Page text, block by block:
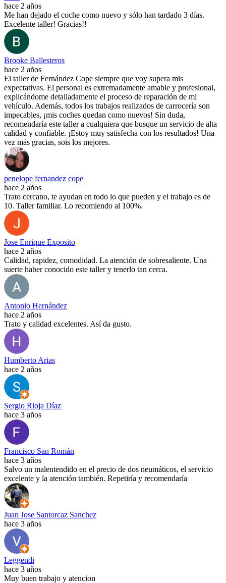
hace 2 años
Me han dejado el coche como nuevo y sólo han tardado 3 días.
Excelente taller! Gracias!!
Brooke Ballesteros
hace 2 años
El taller de Fernández Cope siempre que voy supera mis
expectativas. El personal es extremadamente amable y profesional,
explicándome detalladamente el proceso de reparación de mi
vehículo. Además, todos los trabajos realizados de carrocería son
impecables, ¡mis coches quedan como nuevos! Sin duda,
recomendaría este taller a cualquiera que busque un servicio de alta
calidad y confiable. ¡Estoy muy satisfecha con los resultados! Una
vez más gracias, sois los mejores.
penelope fernandez cope
hace 2 años
Trato cercano, te ayudan en todo lo que pueden y el trabajo es de
10. Taller familiar. Lo recomiendo al 100%.
Jose Enrique Exposito
hace 2 años
Calidad, rapidez, comodidad. La atención de sobresaliente. Una
suerte haber conocido este taller y tenerlo tan cerca.
Antonio Hernández
hace 2 años
Trato y calidad excelentes. Así da gusto.
Humberto Arias
hace 2 años
Sergio Rioja Díaz
hace 3 años
Francisco San Román
hace 3 años
Salvo un malentendido en el precio de dos neumáticos, el servicio
excelente y la atención también. Repetiría y recomendaría
Juan Jose Santorcaz Sanchez
hace 3 años
Leggendi
hace 3 años
Muy buen trabajo y atencion